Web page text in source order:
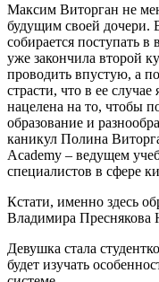
Максим Виторган не
будущим своей дочери.
собирается поступать
уже закончила второй
проводить впустую, а
страсти, что в ее
нацелена на то, чтобы
образование и
каникул Полина
Acаdemy – ведущем
специалистов в сфере
Кстати, именно здесь
Владимира Преснякова
Девушка стала
будет изучать